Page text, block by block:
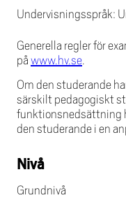
Undervisningsspråk:
Generella regler för
på www.hv.se.
Om den studerande
särskilt pedagogiskt
funktionsnedsättning
den studerande i en
Nivå
Grundnivå